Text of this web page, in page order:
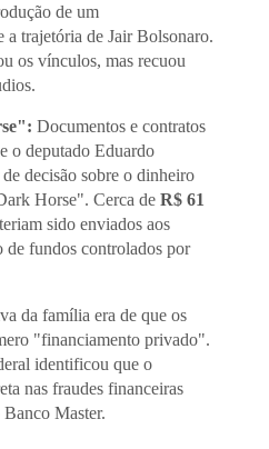
de um
a trajetória de Jair Bolsonaro.
os vínculos, mas recuou
Documentos e contratos
o deputado Eduardo
decisão sobre o dinheiro
Horse". Cerca de R$ 61
sido enviados aos
de fundos controlados por
da família era de que os
"financiamento privado".
identificou que o
nas fraudes financeiras
Master.